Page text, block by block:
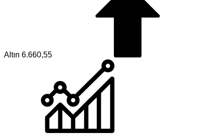
Altın 6.660,55